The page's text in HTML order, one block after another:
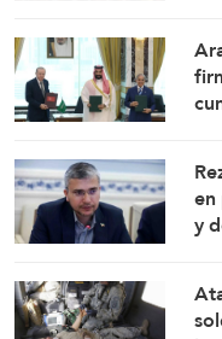
y